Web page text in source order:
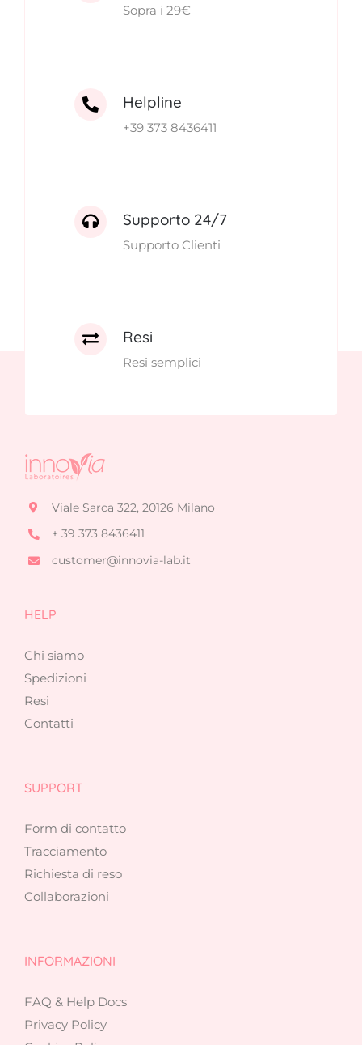
Sopra i 29€
Helpline
+39 373 8436411
Supporto 24/7
Supporto Clienti
Resi
Resi semplici
Viale Sarca 322, 20126 Milano
+ 39 373 8436411
customer@innovia-lab.it
HELP
Chi siamo
Spedizioni
Resi
Contatti
SUPPORT
Form di contatto
Tracciamento
Richiesta di reso
Collaborazioni
INFORMAZIONI
FAQ & Help Docs
Privacy Policy